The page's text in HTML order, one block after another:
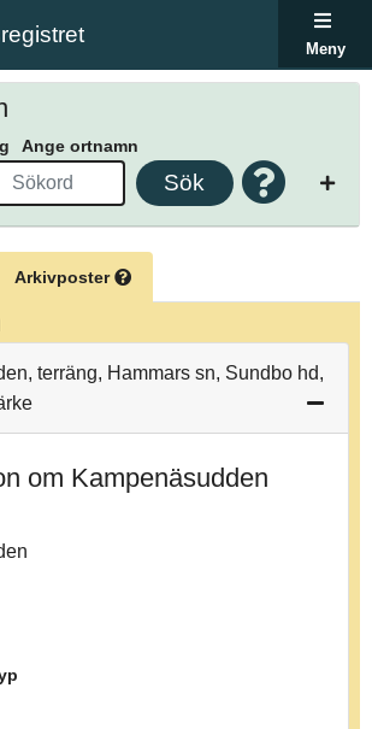
Meny
Ange ortnamn
Sök
Arkivposter
terräng, Hammars sn, Sundbo hd,
om Kampenäsudden